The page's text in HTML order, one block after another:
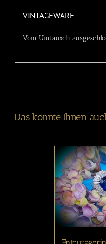
VINTAGEWARE
Vom Umtausch
Das könnte Ihnen